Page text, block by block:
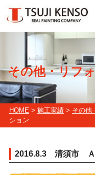
その他・リフ
HOME> 施工実績> その他
ション
2016.8.3 清須市 Ａ